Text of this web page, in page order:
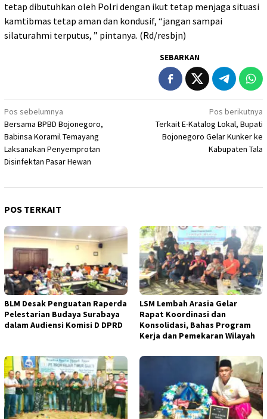
tetap dibutuhkan oleh Polri dengan ikut tetap menjaga situasi
kamtibmas tetap aman dan kondusif, “jangan sampai
silaturahmi terputus, ” pintanya. (Rd/resbjn)
SEBARKAN
Navigasi
pos
Pos sebelumnya
Bersama BPBD Bojonegoro,
Babinsa Koramil Temayang
Laksanakan Penyemprotan
Disinfektan Pasar Hewan
Pos berikutnya
Terkait E-Katalog Lokal, Bupati
Bojonegoro Gelar Kunker ke
Kabupaten Tala
POS TERKAIT
BLM Desak Penguatan Raperda
Pelestarian Budaya Surabaya
dalam Audiensi Komisi D DPRD
LSM Lembah Arasia Gelar
Rapat Koordinasi dan
Konsolidasi, Bahas Program
Kerja dan Pemekaran Wilayah